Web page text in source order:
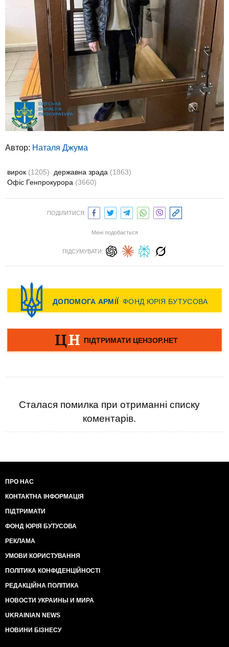
Автор: Наталя Джума
вирок (1205) державна зрада (1863)
Офіс Генпрокурора (3660)
ПОДІЛИТИСЯ:
Мені подобається
ПІДСУМУВАТИ:
Сталася помилка при отриманні списку
коментарів.
ПРО НАС
КОНТАКТНА ІНФОРМАЦІЯ
ПІДТРИМАТИ
ФОНД ЮРІЯ БУТУСОВА
РЕКЛАМА
УМОВИ КОРИСТУВАННЯ
ПОЛІТИКА КОНФІДЕНЦІЙНОСТІ
РЕДАКЦІЙНА ПОЛІТИКА
НОВОСТИ УКРАИНЫ И МИРА
UKRAINIAN NEWS
НОВИНИ БІЗНЕСУ